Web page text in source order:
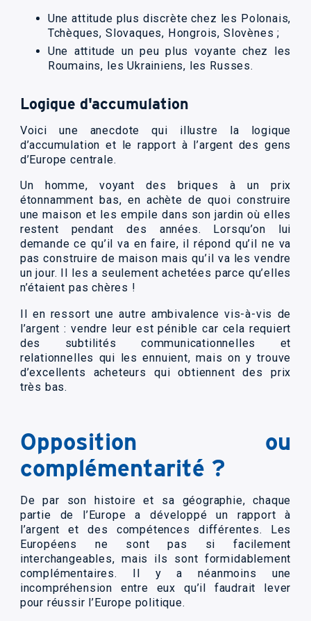
Une attitude plus discrète chez les Polonais,
Tchèques, Slovaques, Hongrois, Slovènes ;
Une attitude un peu plus voyante chez les
Roumains, les Ukrainiens, les Russes.
Logique d'accumulation
Voici une anecdote qui illustre la logique
d’accumulation et le rapport à l’argent des gens
d’Europe centrale.
Un homme, voyant des briques à un prix
étonnamment bas, en achète de quoi construire
une maison et les empile dans son jardin où elles
restent pendant des années. Lorsqu’on lui
demande ce qu’il va en faire, il répond qu’il ne va
pas construire de maison mais qu’il va les vendre
un jour. Il les a seulement achetées parce qu’elles
n’étaient pas chères !
Il en ressort une autre ambivalence vis-à-vis de
l’argent : vendre leur est pénible car cela requiert
des subtilités communicationnelles et
relationnelles qui les ennuient, mais on y trouve
d’excellents acheteurs qui obtiennent des prix
très bas.
Opposition ou
complémentarité ?
De par son histoire et sa géographie, chaque
partie de l’Europe a développé un rapport à
l’argent et des compétences différentes. Les
Européens ne sont pas si facilement
interchangeables, mais ils sont formidablement
complémentaires. Il y a néanmoins une
incompréhension entre eux qu’il faudrait lever
pour réussir l’Europe politique.